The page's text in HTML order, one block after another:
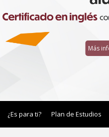
Más
¿Es para ti? Plan de Estudios